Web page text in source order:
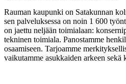
Rauman kaupunki on Satakunnan
sen palveluksessa on noin 1 600
on jaettu neljään toimialaan:
tekninen toimiala. Panostamme
osaamiseen. Tarjoamme
vaikutamme asukkaiden arkeen